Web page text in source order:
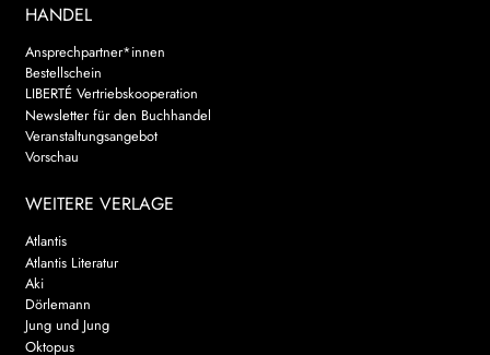
HANDEL
Ansprechpartner*innen
Bestellschein
LIBERTÉ Vertriebskooperation
Newsletter für den Buchhandel
Veranstaltungsangebot
Vorschau
WEITERE VERLAGE
Atlantis
Atlantis Literatur
Aki
Dörlemann
Jung und Jung
Oktopus